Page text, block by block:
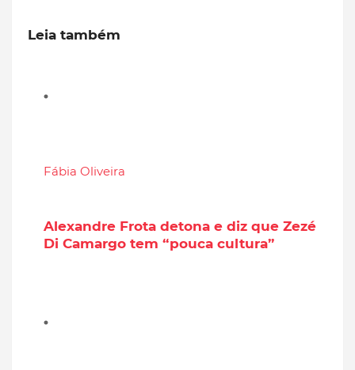
Leia também
Fábia Oliveira
Alexandre Frota detona e diz que Zezé
Di Camargo tem “pouca cultura”